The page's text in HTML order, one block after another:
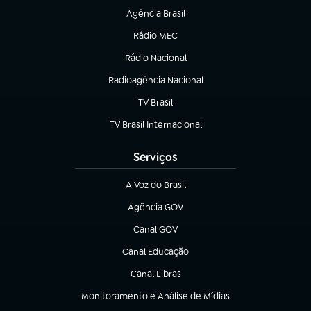
Agência Brasil
(abre em nova aba)
Rádio MEC
(abre em nova aba)
Rádio Nacional
Radioagência Nacional
(abre em nova aba)
TV Brasil
(abre em nova aba)
TV Brasil Internacional
(abre em nova aba)
Serviços
A Voz do Brasil
(abre em nova aba)
Agência GOV
(abre em nova aba)
Canal GOV
(abre em nova aba)
Canal Educação
(abre em nova aba)
Canal Libras
(abre em nova aba)
Monitoramento e Análise de Mídias
(abre em nova aba)